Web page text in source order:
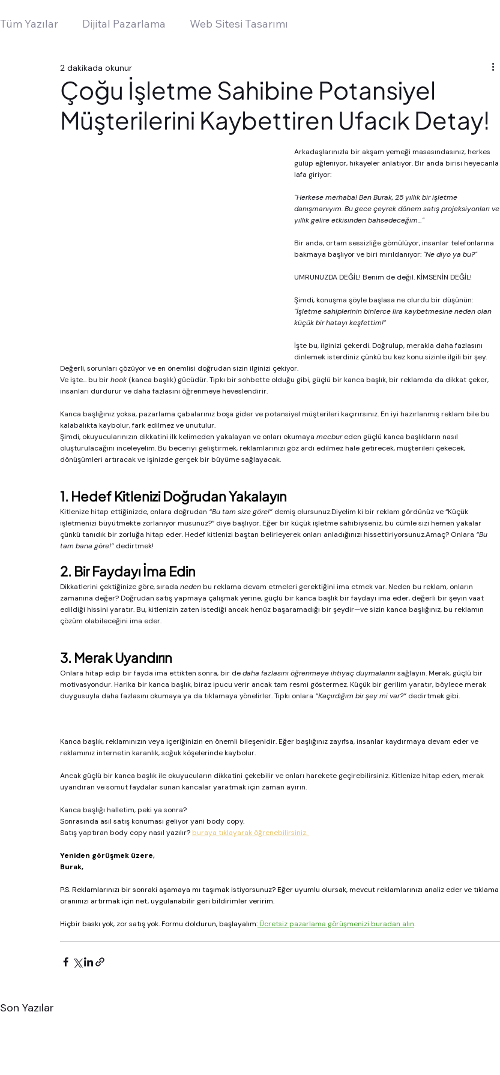
Tüm Yazılar Dijital Pazarlama Web Sitesi Tasarımı
Çoğu İşletme Sahibine Potansiyel
Müşterilerini Kaybettiren Ufacık Detay!
2 dakikada okunur
Arkadaşlarınızla bir akşam yemeği masasındasınız, herkes
gülüp eğleniyor, hikayeler anlatıyor. Bir anda birisi heyecanla
lafa giriyor:
"Herkese merhaba! Ben Burak, 25 yıllık bir işletme
danışmanıyım. Bu gece çeyrek dönem satış projeksiyonları ve
yıllık gelire etkisinden bahsedeceğim…"
Bir anda, ortam sessizliğe gömülüyor, insanlar telefonlarına
bakmaya başlıyor ve biri mırıldanıyor: "Ne diyo ya bu?"
UMRUNUZDA DEĞİL! Benim de değil. KİMSENİN DEĞİL!
Şimdi, konuşma şöyle başlasa ne olurdu bir düşünün:
"İşletme sahiplerinin binlerce lira kaybetmesine neden olan
küçük bir hatayı keşfettim!"
İşte bu, ilginizi çekerdi. Doğrulup, merakla daha fazlasını
dinlemek isterdiniz çünkü bu kez konu sizinle ilgili bir şey.
Değerli, sorunları çözüyor ve en önemlisi doğrudan sizin ilginizi çekiyor.
Ve işte... bu bir hook (kanca başlık) gücüdür. Tıpkı bir sohbette olduğu gibi, güçlü bir kanca başlık, bir reklamda da dikkat çeker,
insanları durdurur ve daha fazlasını öğrenmeye heveslendirir.
Kanca başlığınız yoksa, pazarlama çabalarınız boşa gider ve potansiyel müşterileri kaçırırsınız. En iyi hazırlanmış reklam bile bu
kalabalıkta kaybolur, fark edilmez ve unutulur.
Şimdi, okuyucularınızın dikkatini ilk kelimeden yakalayan ve onları okumaya mecbur eden güçlü kanca başlıkların nasıl
oluşturulacağını inceleyelim. Bu beceriyi geliştirmek, reklamlarınızı göz ardı edilmez hale getirecek, müşterileri çekecek,
dönüşümleri artıracak ve işinizde gerçek bir büyüme sağlayacak.
1. Hedef Kitlenizi Doğrudan Yakalayın
Kitlenize hitap ettiğinizde, onlara doğrudan “Bu tam size göre!” demiş olursunuz.Diyelim ki bir reklam gördünüz ve “Küçük
işletmenizi büyütmekte zorlanıyor musunuz?” diye başlıyor. Eğer bir küçük işletme sahibiyseniz, bu cümle sizi hemen yakalar
çünkü tanıdık bir zorluğa hitap eder. Hedef kitlenizi baştan belirleyerek onları anladığınızı hissettiriyorsunuz.Amaç? Onlara “Bu
tam bana göre!” dedirtmek!
2. Bir Faydayı İma Edin
Dikkatlerini çektiğinize göre, sırada neden bu reklama devam etmeleri gerektiğini ima etmek var. Neden bu reklam, onların
zamanına değer? Doğrudan satış yapmaya çalışmak yerine, güçlü bir kanca başlık bir faydayı ima eder, değerli bir şeyin vaat
edildiği hissini yaratır. Bu, kitlenizin zaten istediği ancak henüz başaramadığı bir şeydir—ve sizin kanca başlığınız, bu reklamın
çözüm olabileceğini ima eder.
3. Merak Uyandırın
Onlara hitap edip bir fayda ima ettikten sonra, bir de daha fazlasını öğrenmeye ihtiyaç duymalarını sağlayın. Merak, güçlü bir
motivasyondur. Harika bir kanca başlık, biraz ipucu verir ancak tam resmi göstermez. Küçük bir gerilim yaratır, böylece merak
duygusuyla daha fazlasını okumaya ya da tıklamaya yönelirler. Tıpkı onlara “Kaçırdığım bir şey mi var?” dedirtmek gibi.
Kanca başlık, reklamınızın veya içeriğinizin en önemli bileşenidir. Eğer başlığınız zayıfsa, insanlar kaydırmaya devam eder ve
reklamınız internetin karanlık, soğuk köşelerinde kaybolur.
Ancak güçlü bir kanca başlık ile okuyucuların dikkatini çekebilir ve onları harekete geçirebilirsiniz. Kitlenize hitap eden, merak
uyandıran ve somut faydalar sunan kancalar yaratmak için zaman ayırın.
Kanca başlığı halletim, peki ya sonra?
Sonrasında asıl satış konuması geliyor yani body copy.
Satış yaptıran body copy nasıl yazılır? buraya tıklayarak öğrenebilirsiniz.
Yeniden görüşmek üzere,
Burak,
P.S. Reklamlarınızı bir sonraki aşamaya mı taşımak istiyorsunuz? Eğer uyumlu olursak, mevcut reklamlarınızı analiz eder ve tıklama
oranınızı artırmak için net, uygulanabilir geri bildirimler veririm.
Hiçbir baskı yok, zor satış yok. Formu doldurun, başlayalım: Ücretsiz pazarlama görüşmenizi buradan alın.
Son Yazılar